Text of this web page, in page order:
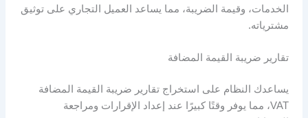
الخدمات، وقيمة الضريبة، مما يساعد العميل التجاري على توثيق
مشترياته.
تقارير ضريبة القيمة المضافة
يساعدك النظام على استخراج تقارير ضريبة القيمة المضافة
VAT، مما يوفر وقتًا كبيرًا عند إعداد الإقرارات ومراجعة